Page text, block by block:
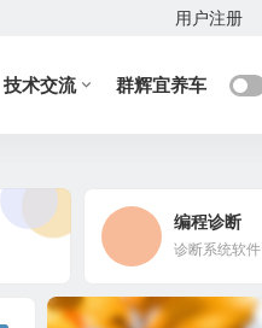
用户注册
技术交流 群辉宜养车
编程诊断
诊断系统软件